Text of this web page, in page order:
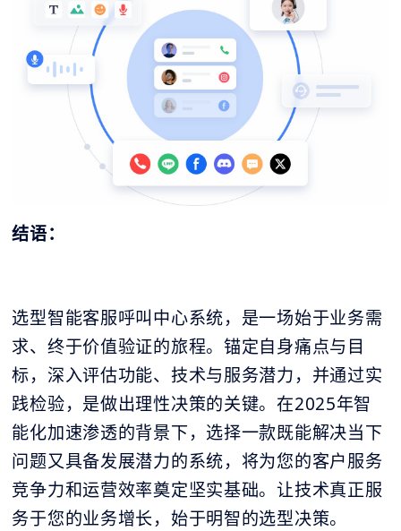
结语：
选型智能客服呼叫中心系统，是一场始于业务需
求、终于价值验证的旅程。锚定自身痛点与目
标，深入评估功能、技术与服务潜力，并通过实
践检验，是做出理性决策的关键。在2025年智
能化加速渗透的背景下，选择一款既能解决当下
问题又具备发展潜力的系统，将为您的客户服务
竞争力和运营效率奠定坚实基础。让技术真正服
务于您的业务增长，始于明智的选型决策。